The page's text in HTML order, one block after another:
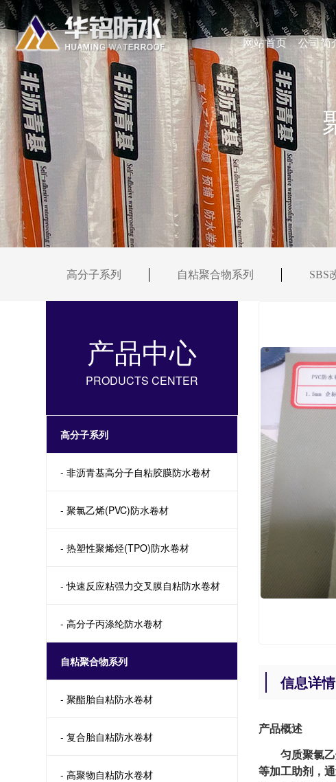
网站首页 公司简
高分子系列 自粘聚合物系列 SBS
产品中心
PRODUCTS CENTER
高分子系列
- 非沥青基高分子自粘胶膜防水卷材
- 聚氯乙烯(PVC)防水卷材
- 热塑性聚烯烃(TPO)防水卷材
- 快速反应粘强力交叉膜自粘防水卷材
- 高分子丙涤纶防水卷材
自粘聚合物系列
- 聚酯胎自粘防水卷材
- 复合胎自粘防水卷材
- 高聚物自粘防水卷材
信息详情
产品概述
匀质聚氯乙
等加工助剂，